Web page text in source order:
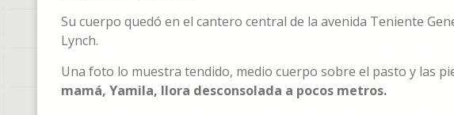
Su cuerpo quedó en el cantero central de la avenida Teniente
Lynch.
Una foto lo muestra tendido, medio cuerpo sobre el pasto y las
mamá, Yamila, llora desconsolada a pocos metros.